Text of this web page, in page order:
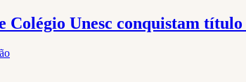
Colégio Unesc conquistam